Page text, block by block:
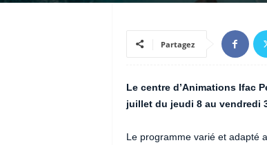
Partagez
Le centre d’Animations Ifac
juillet du jeudi 8 au vendredi
Le programme varié et adapté